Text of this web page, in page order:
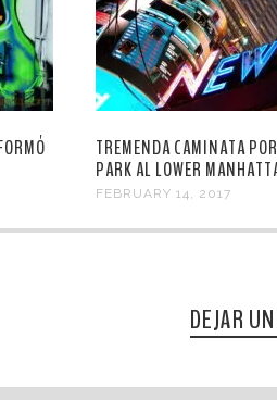
TREMENDA CAMINATA
PARK AL LOWER
FEBRUARY 14, 2017
DEJAR